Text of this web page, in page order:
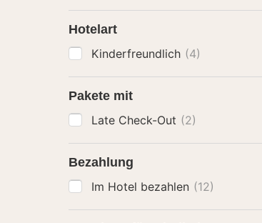
Hotelart
Kinderfreundlich (4)
Pakete mit
Late Check-Out (2)
Bezahlung
Im Hotel bezahlen (12)